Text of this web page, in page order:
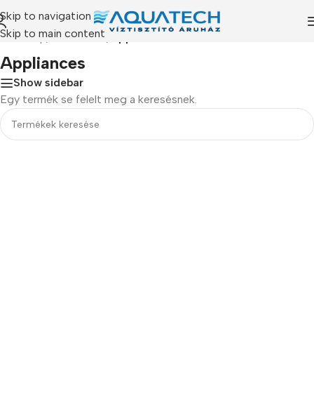
Skip to navigation
Skip to main content
Kezdőlap/Termékeink
Appliances
Show sidebar
Egy termék se felelt meg a keresésnek.